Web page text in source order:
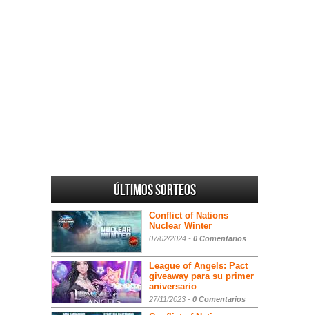
Últimos sorteos
Conflict of Nations
Nuclear Winter
07/02/2024 - 0 Comentarios
League of Angels: Pact
giveaway para su primer
aniversario
27/11/2023 - 0 Comentarios